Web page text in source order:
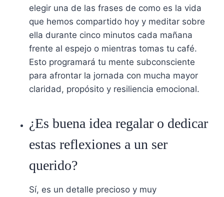
elegir una de las frases de como es la vida
que hemos compartido hoy y meditar sobre
ella durante cinco minutos cada mañana
frente al espejo o mientras tomas tu café.
Esto programará tu mente subconsciente
para afrontar la jornada con mucha mayor
claridad, propósito y resiliencia emocional.
¿Es buena idea regalar o dedicar
estas reflexiones a un ser
querido?
Sí, es un detalle precioso y muy